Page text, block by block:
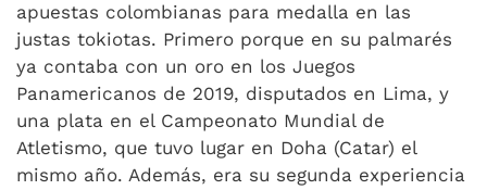
apuestas colombianas para medalla en las
justas tokiotas. Primero porque en su palmarés
ya contaba con un oro en los Juegos
Panamericanos de 2019, disputados en Lima, y
una plata en el Campeonato Mundial de
Atletismo, que tuvo lugar en Doha (Catar) el
mismo año. Además, era su segunda experiencia